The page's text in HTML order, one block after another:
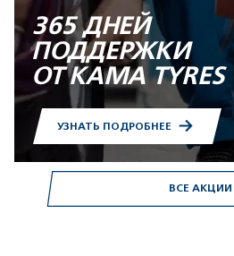
ВСЕ АКЦИИ
365 ДНЕЙ
ПОДДЕРЖКИ
ОТ KAMA TYRES
УЗНАТЬ ПОДРОБНЕЕ